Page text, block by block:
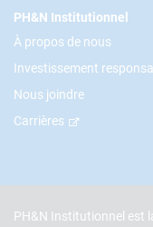
PH&N Institutionnel
À propos de nous
Investissement
Nous joindre
Carrières
PH&N Institutionnel est